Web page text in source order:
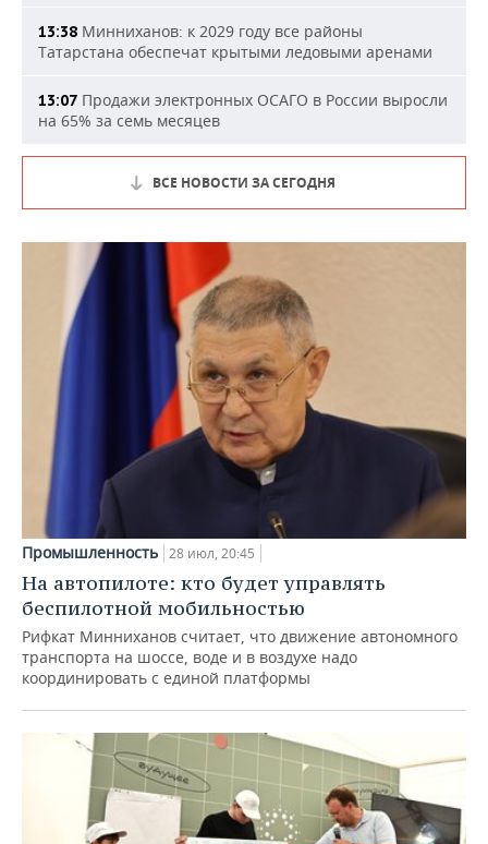
13:38 Минниханов: к 2029 году все районы
Татарстана обеспечат крытыми ледовыми аренами
13:07 Продажи электронных ОСАГО в России выросли
на 65% за семь месяцев
ВСЕ НОВОСТИ ЗА СЕГОДНЯ
Промышленность 28 июл, 20:45
На автопилоте: кто будет управлять
беспилотной мобильностью
Рифкат Минниханов считает, что движение автономного
транспорта на шоссе, воде и в воздухе надо
координировать с единой платформы